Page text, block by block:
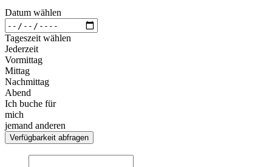
Datum wählen
Tageszeit wählen
Jederzeit
Vormittag
Mittag
Nachmittag
Abend
Ich buche für
mich
jemand anderen
Verfügbarkeit abfragen